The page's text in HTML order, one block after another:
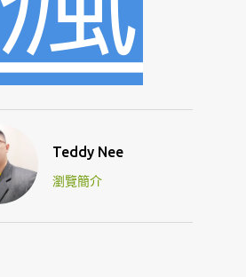
Teddy Nee
瀏覽簡介